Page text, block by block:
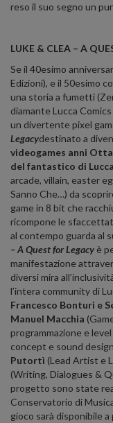
reso il suo segno un
LUKE & CLEA – A
Se il 40esimo
Edizioni), e il 50esimo
una storia a fumetti
diamante Lucca
un divertente pixel
Legacydestinato a
videogames anni
del fantastico di
arcade, villain, easter
Sanno Che…) da
game in 8 bit che
ricompone le
al contempo guarda al
– A Quest for Legacy è
manifestazione
diversi mira
l’intera community di
Francesco Bonturi e
Manuel Macchia
programmazione e
concept e sound
Putortì (Lead Artist e
(Writing, Dialogues &
progetto sono state
Conservatorio di
gioco sarà disponibile